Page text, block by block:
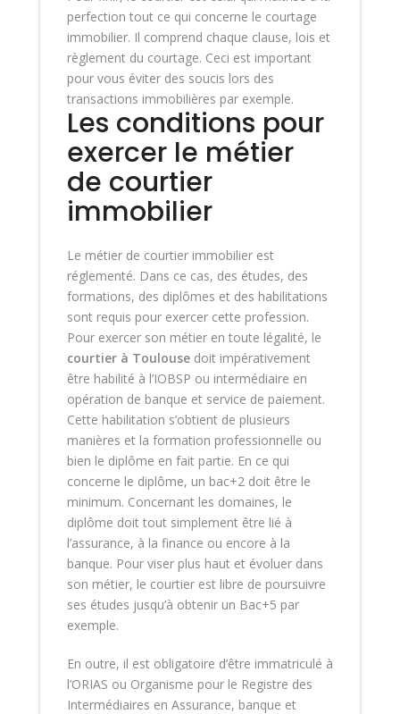
perfection tout ce qui concerne le courtage
immobilier. Il comprend chaque clause, lois et
règlement du courtage. Ceci est important
pour vous éviter des soucis lors des
transactions immobilières par exemple.
Les conditions pour
exercer le métier
de courtier
immobilier
Le métier de courtier immobilier est
réglementé. Dans ce cas, des études, des
formations, des diplômes et des habilitations
sont requis pour exercer cette profession.
Pour exercer son métier en toute légalité, le
courtier à Toulouse doit impérativement
être habilité à l’IOBSP ou intermédiaire en
opération de banque et service de paiement.
Cette habilitation s’obtient de plusieurs
manières et la formation professionnelle ou
bien le diplôme en fait partie. En ce qui
concerne le diplôme, un bac+2 doit être le
minimum. Concernant les domaines, le
diplôme doit tout simplement être lié à
l’assurance, à la finance ou encore à la
banque. Pour viser plus haut et évoluer dans
son métier, le courtier est libre de poursuivre
ses études jusqu’à obtenir un Bac+5 par
exemple.
En outre, il est obligatoire d’être immatriculé à
l’ORIAS ou Organisme pour le Registre des
Intermédiaires en Assurance, banque et